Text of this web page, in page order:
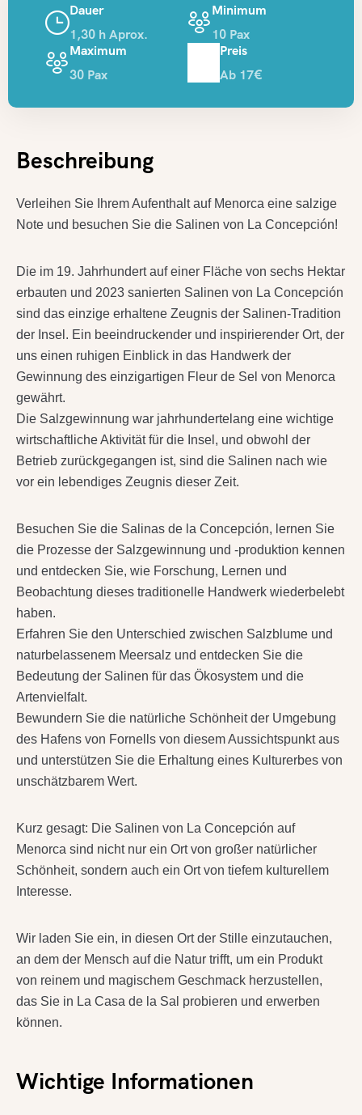
Dauer
1,30 h Aprox.
Minimum
10 Pax
Maximum
30 Pax
Preis
Ab 17€
Beschreibung
Verleihen Sie Ihrem Aufenthalt auf Menorca eine salzige
Note und besuchen Sie die Salinen von La Concepción!
Die im 19. Jahrhundert auf einer Fläche von sechs Hektar
erbauten und 2023 sanierten Salinen von La Concepción
sind das einzige erhaltene Zeugnis der Salinen-Tradition
der Insel. Ein beeindruckender und inspirierender Ort, der
uns einen ruhigen Einblick in das Handwerk der
Gewinnung des einzigartigen Fleur de Sel von Menorca
gewährt.
Die Salzgewinnung war jahrhundertelang eine wichtige
wirtschaftliche Aktivität für die Insel, und obwohl der
Betrieb zurückgegangen ist, sind die Salinen nach wie
vor ein lebendiges Zeugnis dieser Zeit.
Besuchen Sie die Salinas de la Concepción, lernen Sie
die Prozesse der Salzgewinnung und -produktion kennen
und entdecken Sie, wie Forschung, Lernen und
Beobachtung dieses traditionelle Handwerk wiederbelebt
haben.
Erfahren Sie den Unterschied zwischen Salzblume und
naturbelassenem Meersalz und entdecken Sie die
Bedeutung der Salinen für das Ökosystem und die
Artenvielfalt.
Bewundern Sie die natürliche Schönheit der Umgebung
des Hafens von Fornells von diesem Aussichtspunkt aus
und unterstützen Sie die Erhaltung eines Kulturerbes von
unschätzbarem Wert.
Kurz gesagt: Die Salinen von La Concepción auf
Menorca sind nicht nur ein Ort von großer natürlicher
Schönheit, sondern auch ein Ort von tiefem kulturellem
Interesse.
Wir laden Sie ein, in diesen Ort der Stille einzutauchen,
an dem der Mensch auf die Natur trifft, um ein Produkt
von reinem und magischem Geschmack herzustellen,
das Sie in La Casa de la Sal probieren und erwerben
können.
Wichtige Informationen